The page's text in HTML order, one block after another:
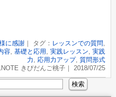
に感謝｜ タグ： レッスンでの質問
容, 基礎と応用 実践レッスン 実践
力
応用力アップ, 質問形式
きびだんご桃子｜ 2018/07/25